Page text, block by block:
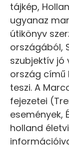
tájkép,
ugyanaz
útikönyv
országából,
szubjektív jó
ország című
teszi. A
fejezetei
események,
holland